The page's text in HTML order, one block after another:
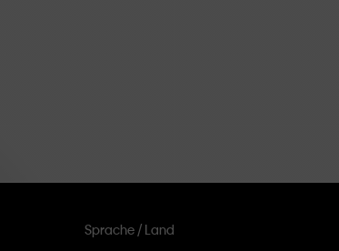
Sprache / Land